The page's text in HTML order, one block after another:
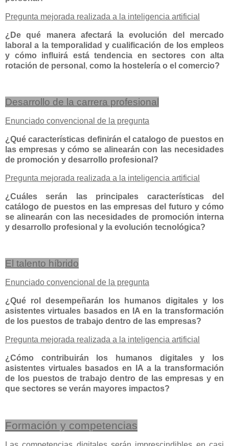
Pregunta mejorada realizada a la inteligencia artificial
¿De qué manera afectará la evolución del mercado
laboral a la temporalidad y cualificación de los empleos
y cómo influirá está tendencia en sectores con alta
rotación de personal , como la hostelería o el comercio?
Desarrollo de la carrera profesional
Enunciado convencional de la pregunta
¿Qué características definirán el catalogo de puestos en
las empresas y cómo se alinearán con las necesidades
de promoción y desarrollo profesional?
Pregunta mejorada realizada a la inteligencia artificial
¿Cuáles serán las principales características del
catálogo de puestos en las empresas del futuro y cómo
se alinearán con las necesidades de promoción interna
y desarrollo profesional y la evolución tecnológica?
El talento híbrido
Enunciado convencional de la pregunta
¿Qué rol desempeñarán los humanos digitales y los
asistentes virtuales basados en IA en la transformación
de los puestos de trabajo dentro de las empresas?
Pregunta mejorada realizada a la inteligencia artificial
¿Cómo contribuirán los humanos digitales y los
asistentes virtuales basados en IA a la transformación
de los puestos de trabajo dentro de las empresas y en
que sectores se verán mayores impactos?
Formación y competencias